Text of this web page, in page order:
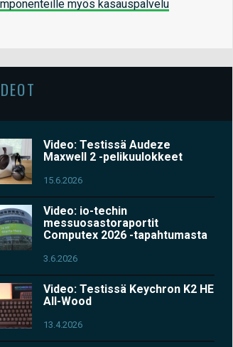
myös kasauspalvelu
Video: Testissä Audeze
Maxwell 2 -pelikuulokkeet
15.6.2026
Video: io-techin
messuosastoraportit
Computex 2026 -tapahtumasta
3.6.2026
Video: Testissä Keychron K2 HE
All-Wood
13.4.2026